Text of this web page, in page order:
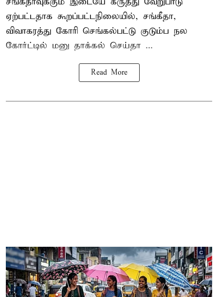
ஏற்பட்டதாக கூறப்பட்டநிலையில், சங்கீதா,
விவாகரத்து கோரி செங்கல்பட்டு குடும்ப நல
கோர்ட்டில் மனு தாக்கல் செய்தா ...
Read More